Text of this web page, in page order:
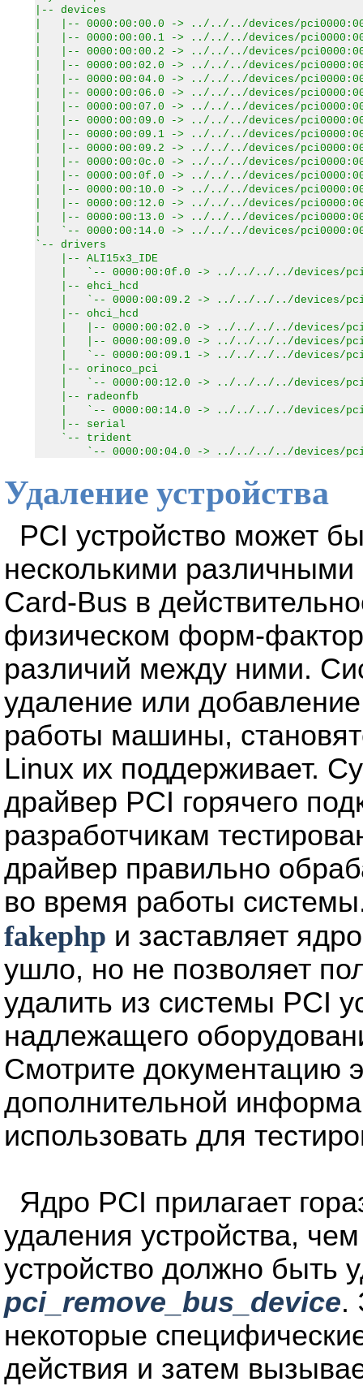
|-- devices
| |-- 0000:00:00.0 -> ../../../devices/pci0000:00/
| |-- 0000:00:00.1 -> ../../../devices/pci0000:00/
| |-- 0000:00:00.2 -> ../../../devices/pci0000:00/
| |-- 0000:00:02.0 -> ../../../devices/pci0000:00/
| |-- 0000:00:04.0 -> ../../../devices/pci0000:00/
| |-- 0000:00:06.0 -> ../../../devices/pci0000:00/
| |-- 0000:00:07.0 -> ../../../devices/pci0000:00/
| |-- 0000:00:09.0 -> ../../../devices/pci0000:00/
| |-- 0000:00:09.1 -> ../../../devices/pci0000:00/
| |-- 0000:00:09.2 -> ../../../devices/pci0000:00/
| |-- 0000:00:0c.0 -> ../../../devices/
| |-- 0000:00:0f.0 -> ../../../devices/
| |-- 0000:00:10.0 -> ../../../devices/pci0000:00/
| |-- 0000:00:12.0 -> ../../../devices/pci0000:00/
| |-- 0000:00:13.0 -> ../../../devices/pci0000:00/
| `-- 0000:00:14.0 -> ../../../devices/pci0000:00/
`-- drivers
|-- ALI15x3_IDE
| `-- 0000:00:0f.0 -> ../../../../devices/
|-- ehci_hcd
| `-- 0000:00:09.2 -> ../../../../devices/
|-- ohci_hcd
| |-- 0000:00:02.0 -> ../../../../devices/
| |-- 0000:00:09.0 -> ../../../../devices/
| `-- 0000:00:09.1 -> ../../../../devices/
|-- orinoco_pci
| `-- 0000:00:12.0 -> ../../../../devices/
|-- radeonfb
| `-- 0000:00:14.0 -> ../../../../devices/
|-- serial
`-- trident
`-- 0000:00:04.0 -> ../../../../devices/
Удаление устройства
PCI устройство может
несколькими
Card-Bus в
физическом форм-
различий между ними.
удаление или
работы машины,
Linux их поддерживает.
драйвер PCI горячего
разработчикам
драйвер правильно
во время работы
fakephp и заставляет
ушло, но не позволяет
удалить из системы PCI
надлежащего
Смотрите документацию
дополнительной
использовать для
Ядро PCI прилагает
удаления устройства,
устройство должно быть
pci_remove_bus_device.
некоторые
действия и затем